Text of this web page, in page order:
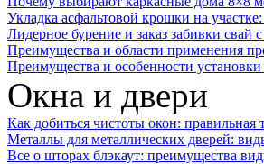
Укладка асфальтовой крошки на
Лидерное бурение и заказ забивки
Преимущества и области применения
Преимущества и особенности
Окна и двери
Как добиться чистоты окон: правильная
Металлы для металлических дверей:
Все о шторах блэкаут: преимущества